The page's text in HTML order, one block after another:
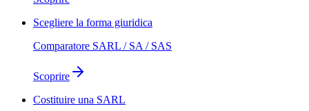
Scegliere la forma giuridica
Comparatore SARL / SA / SAS
Scoprire
Costituire una SARL